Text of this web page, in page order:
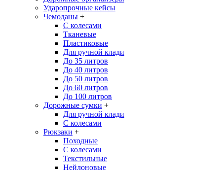
Ударопрочные кейсы
Чемоданы +
С колесами
Тканевые
Пластиковые
Для ручной клади
До 35 литров
До 40 литров
До 50 литров
До 60 литров
До 100 литров
Дорожные сумки +
Для ручной клади
С колесами
Рюкзаки +
Походные
С колесами
Текстильные
Нейлоновые